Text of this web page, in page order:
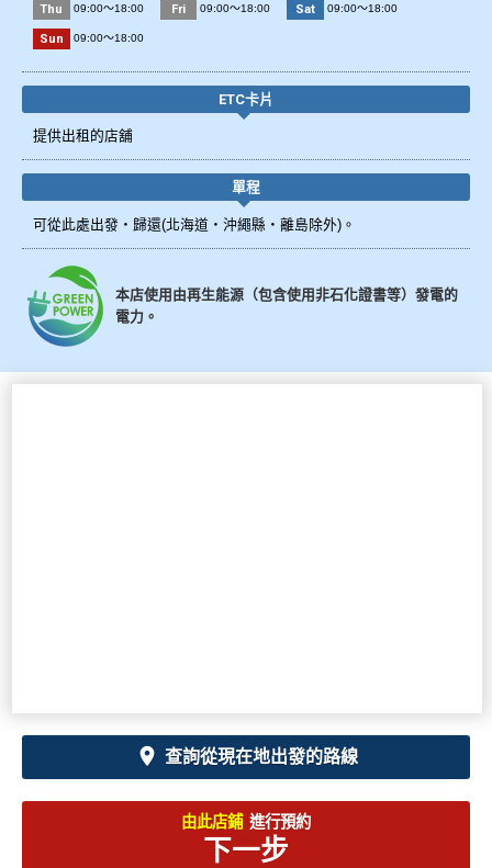
Thu 09:00～18:00 Fri 09:00～18:00 Sat 09:00～18:00
Sun 09:00～18:00
ETC卡片
提供出租的店舖
單程
可從此處出發・歸還(北海道・沖繩縣・離島除外)。
本店使用由再生能源（包含使用非石化證書等）發電的
電力。
查詢從現在地出發的路線
由此店鋪 進行預約
下一步